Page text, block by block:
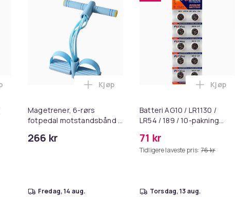
QC15, QC 2 AE 2, AE 2i, AE 2w, SoundTrue, SoundLink Black i
Stanley trakte 0,7 l, rosa i handlekurven
Magetrener, 6-rørs
fotpedal motstandsbånd -
yoga og
266 kr
Legg Magetrener, 6-rørs fotpedal
Kjøp
fredag, 14 aug.
Batteri AG10 / LR1130 /
LR54 / 189 / 10-pakning
71 kr
Tidligere laveste pris: 76 kr
Legg
Kjøp
torsdag, 13 aug.